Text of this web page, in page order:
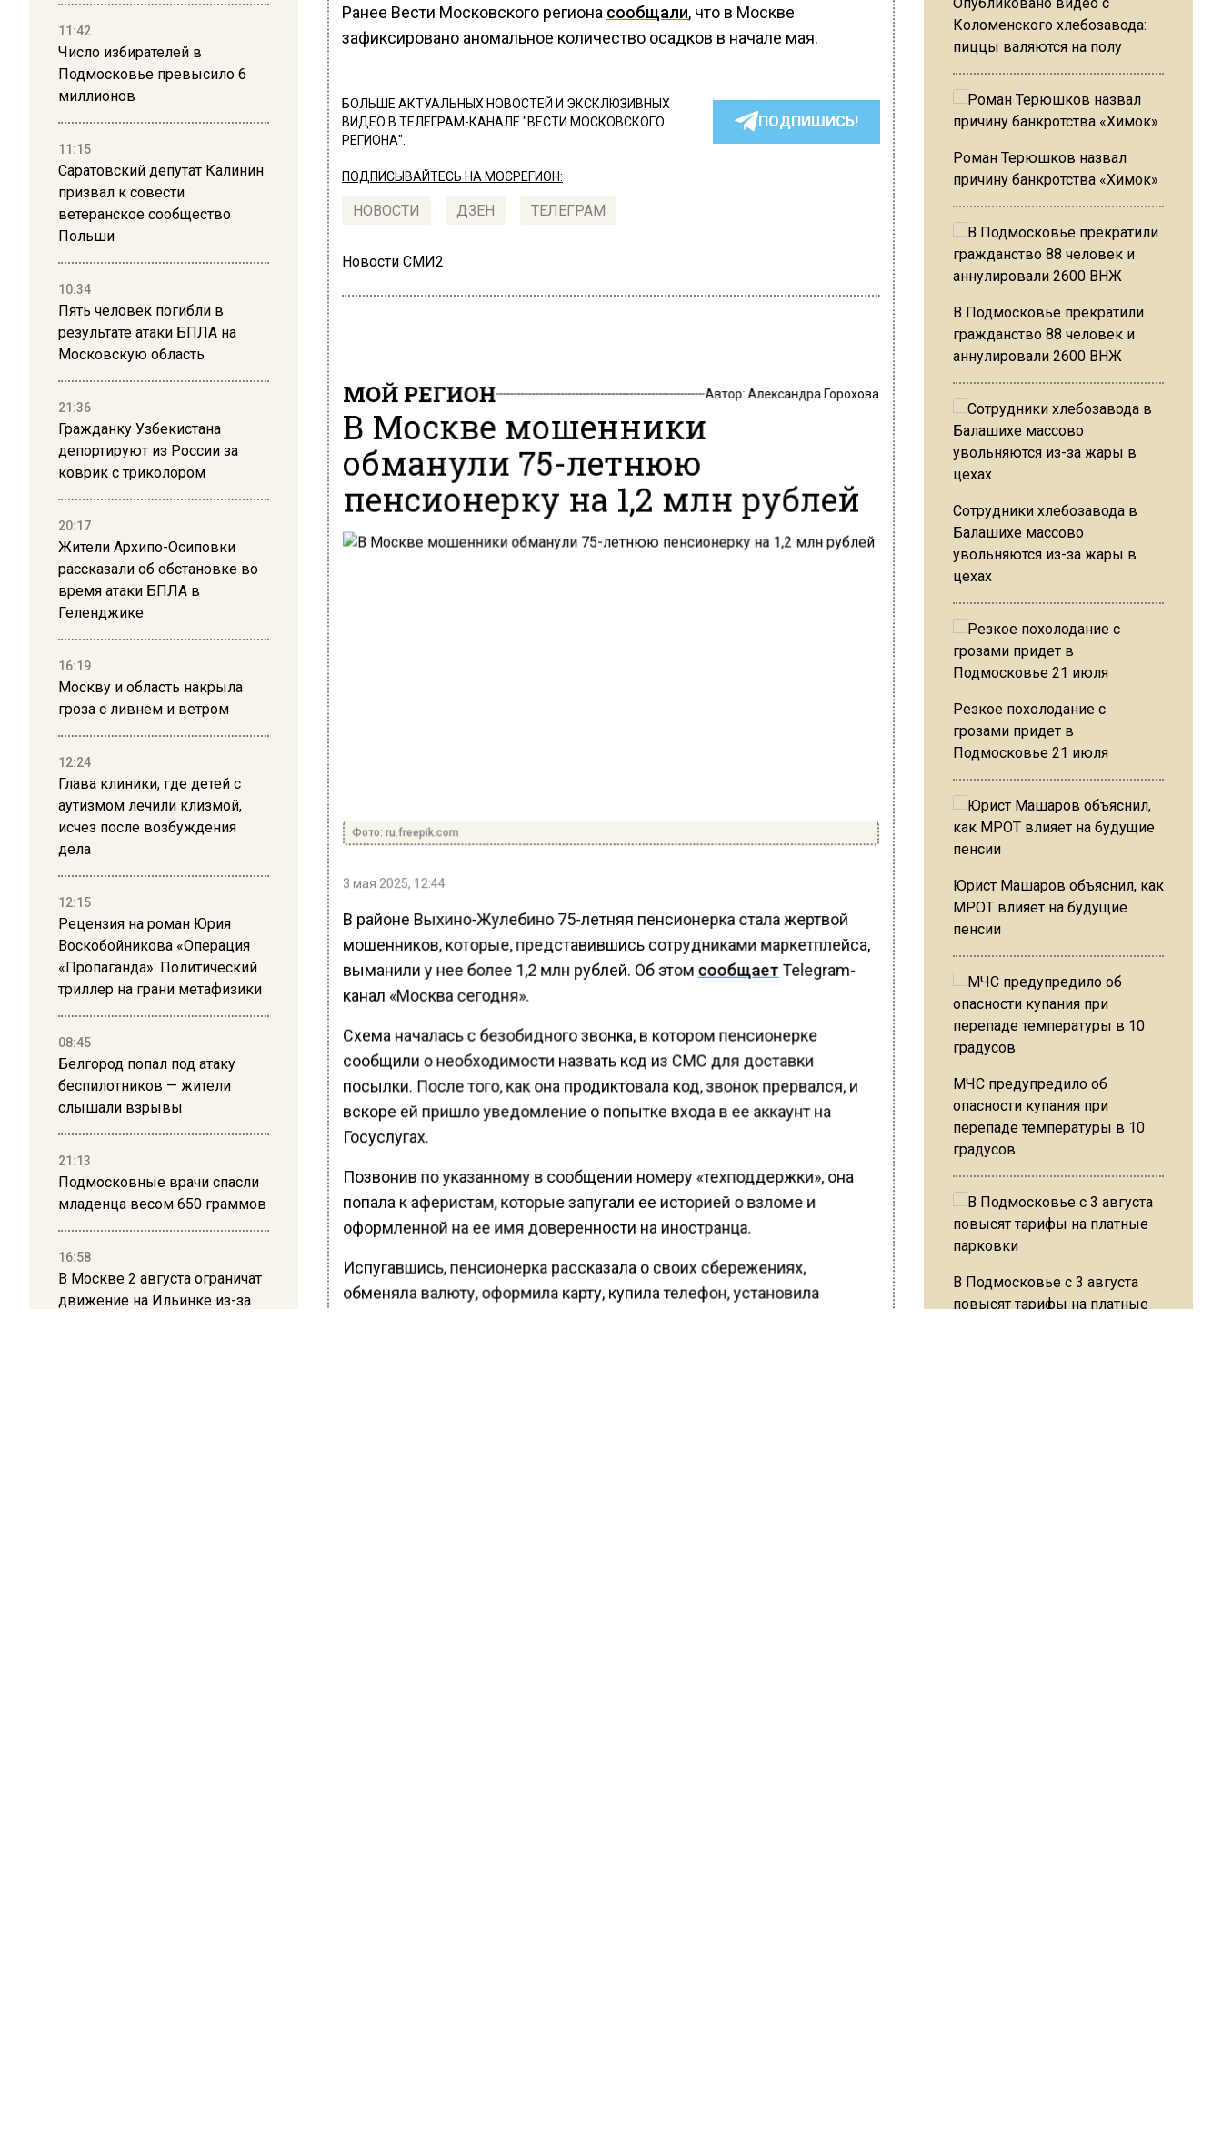
11:42
Число избирателей в
Подмосковье превысило 6
миллионов
11:15
Саратовский депутат Калинин
призвал к совести
ветеранское сообщество
Польши
10:34
Пять человек погибли в
результате атаки БПЛА на
Московскую область
21:36
Гражданку Узбекистана
депортируют из России за
коврик с триколором
20:17
Жители Архипо-Осиповки
рассказали об обстановке во
время атаки БПЛА в
Геленджике
16:19
Москву и область накрыла
гроза с ливнем и ветром
12:24
Глава клиники, где детей с
аутизмом лечили клизмой,
исчез после возбуждения
дела
12:15
Рецензия на роман Юрия
Воскобойникова «Операция
«Пропаганда»: Политический
триллер на грани метафизики
08:45
Белгород попал под атаку
беспилотников — жители
слышали взрывы
21:13
Подмосковные врачи спасли
младенца весом 650 граммов
16:58
В Москве 2 августа ограничат
движение на Ильинке из-за
Ранее Вести Московского региона сообщали, что в Москве
зафиксировано аномальное количество осадков в начале мая.
БОЛЬШЕ АКТУАЛЬНЫХ НОВОСТЕЙ И ЭКСКЛЮЗИВНЫХ
ВИДЕО В ТЕЛЕГРАМ-КАНАЛЕ "ВЕСТИ МОСКОВСКОГО
РЕГИОНА".
ПОДПИШИСЬ!
ПОДПИСЫВАЙТЕСЬ НА МОСРЕГИОН:
НОВОСТИ ДЗЕН ТЕЛЕГРАМ
Новости СМИ2
МОЙ РЕГИОН Автор: Александра Горохова
В Москве мошенники
обманули 75-летнюю
пенсионерку на 1,2 млн рублей
Фото: ru.freepik.com
3 мая 2025, 12:44
В районе Выхино-Жулебино 75-летняя пенсионерка стала жертвой
мошенников, которые, представившись сотрудниками маркетплейса,
выманили у нее более 1,2 млн рублей. Об этом сообщаетTelegram-
канал «Москва сегодня».
Схема началась с безобидного звонка, в котором пенсионерке
сообщили о необходимости назвать код из СМС для доставки
посылки. После того, как она продиктовала код, звонок прервался, и
вскоре ей пришло уведомление о попытке входа в ее аккаунт на
Госуслугах.
Позвонив по указанному в сообщении номеру «техподдержки», она
попала к аферистам, которые запугали ее историей о взломе и
оформленной на ее имя доверенности на иностранца.
Испугавшись, пенсионерка рассказала о своих сбережениях,
обменяла валюту, оформила карту, купила телефон, установила
Коломенского хлебозавода:
пиццы валяются на полу
Роман Терюшков назвал
причину банкротства «Химок»
В Подмосковье прекратили
гражданство 88 человек и
аннулировали 2600 ВНЖ
Сотрудники хлебозавода в
Балашихе массово
увольняются из-за жары в
цехах
Резкое похолодание с
грозами придет в
Подмосковье 21 июля
Юрист Машаров объяснил, как
МРОТ влияет на будущие
пенсии
МЧС предупредило об
опасности купания при
перепаде температуры в 10
градусов
В Подмосковье с 3 августа
повысят тарифы на платные